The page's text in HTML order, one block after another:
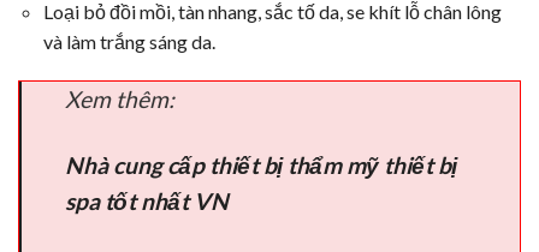
Loại bỏ đồi mồi, tàn nhang, sắc tố da, se khít lỗ chân lông
và làm trắng sáng da.
Xem thêm:
Nhà cung cấp thiết bị thẩm mỹ thiết bị
spa tốt nhất VN